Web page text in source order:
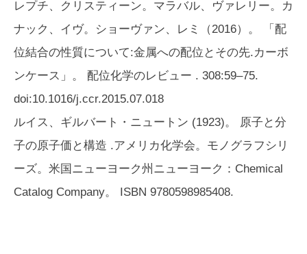
レプチ、クリスティーン。マラバル、ヴァレリー。カ
ナック、イヴ。ショーヴァン、レミ（2016）。 「配
位結合の性質について:金属への配位とその先.カーボ
ンケース」。 配位化学のレビュー . 308:59–75.
doi:10.1016/j.ccr.2015.07.018
ルイス、ギルバート・ニュートン (1923)。
原子と分
子の原子価と構造 .アメリカ化学会。モノグラフシリ
ーズ。米国ニューヨーク州ニューヨーク：Chemical
Catalog Company。 ISBN 9780598985408.